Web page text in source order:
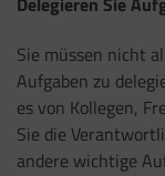
Sie müssen nicht
Aufgaben zu
es von Kollegen,
Sie die
andere wichtige